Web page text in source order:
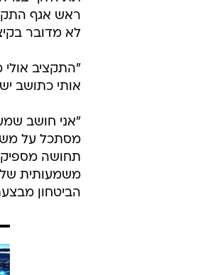
ראש אגף
לא מדובר
"התקציב
אותי כתושב
"אני חושב
תחושה מספיק
משמעותית של
הביטחון